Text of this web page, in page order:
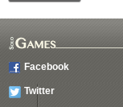
Facebook
Twitter